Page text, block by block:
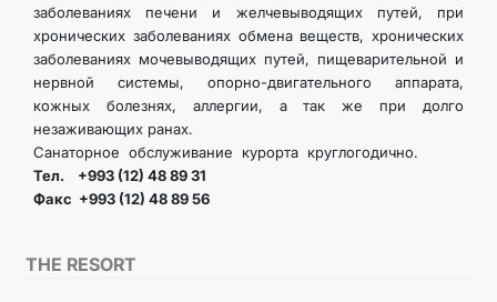
THE RESORT
заболеваниях печени и желчевыводящих путей, при
хронических заболеваниях обмена веществ, хронических
заболеваниях мочевыводящих путей, пищеварительной и
нервной системы, опорно-двигательного аппарата,
кожных болезнях, аллергии, а так же при долго
незаживающих ранах.
Санаторное обслуживание курорта круглогодично.
Тел. +993 (12) 48 89 31
Факс +993 (12) 48 89 56